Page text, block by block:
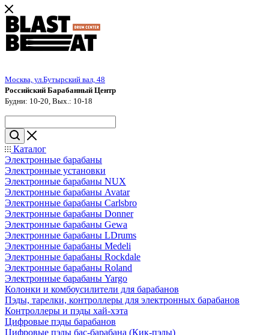
Москва, ул.Бутырский вал, 48
Российский Барабанный Центр
Будни: 10-20, Вых.: 10-18
Каталог
Электронные барабаны
Электронные установки
Электронные барабаны NUX
Электронные барабаны Avatar
Электронные барабаны Carlsbro
Электронные барабаны Donner
Электронные барабаны Gewa
Электронные барабаны LDrums
Электронные барабаны Medeli
Электронные барабаны Rockdale
Электронные барабаны Roland
Электронные барабаны Yargo
Колонки и комбоусилители для барабанов
Пэды, тарелки, контроллеры для электронных барабанов
Контроллеры и пэды хай-хэта
Цифровые пэды барабанов
Цифровые пэды бас-барабана (Кик-пэды)